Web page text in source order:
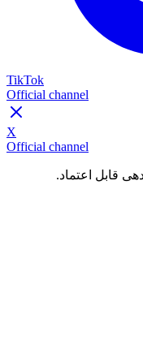
TikTok
Official channel
X
Official channel
قابل اعتماد.